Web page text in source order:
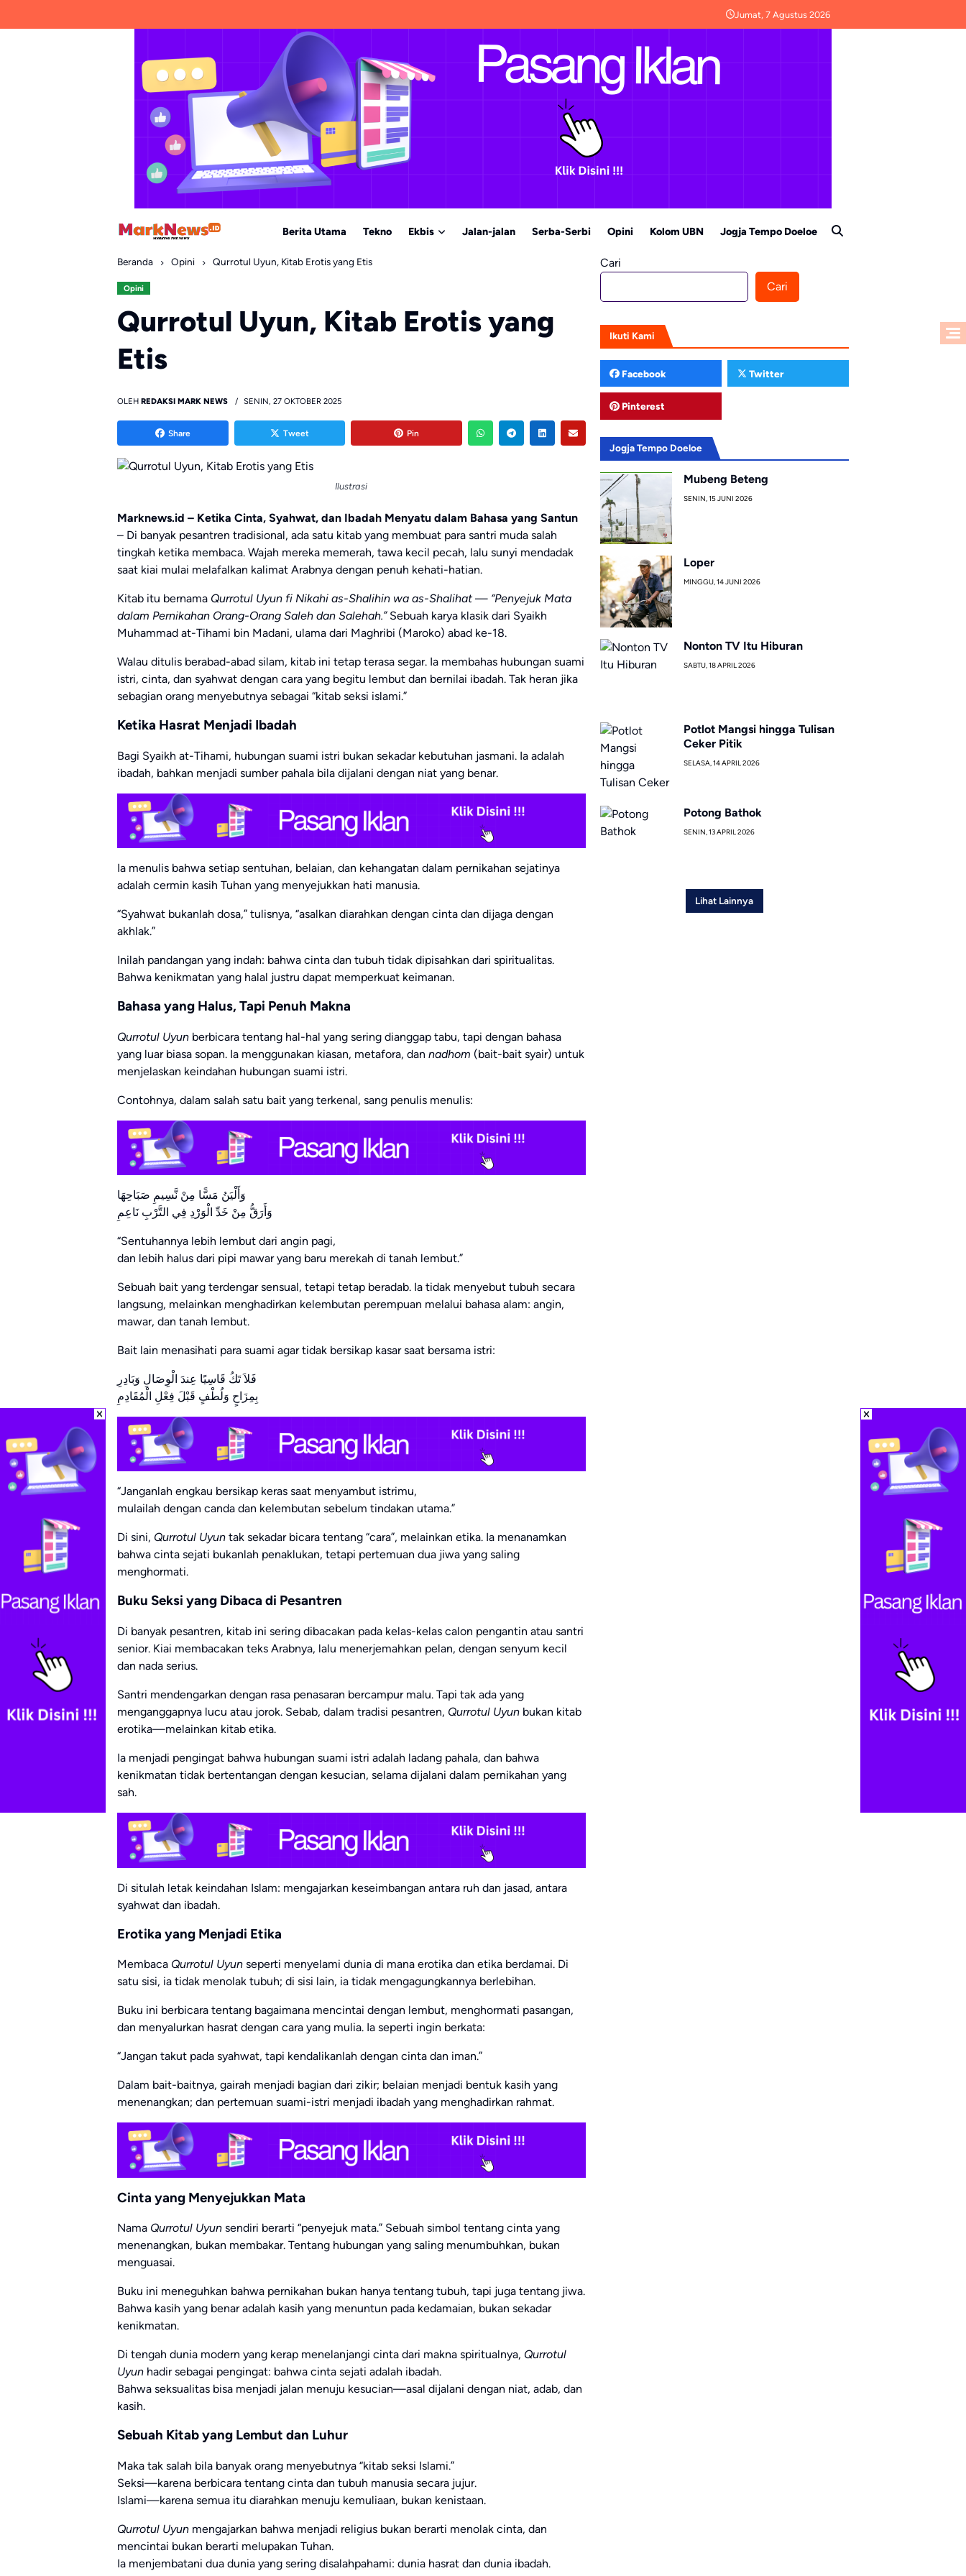
Jumat, 7 Agustus 2026
Berita Utama Tekno Ekbis Jalan-jalan Serba-Serbi Opini Kolom UBN Jogja Tempo Doeloe
Beranda Opini Qurrotul Uyun, Kitab Erotis yang Etis
Opini
Qurrotul Uyun, Kitab Erotis yang
Etis
OLEH REDAKSI MARK NEWS SENIN, 27 OKTOBER 2025
Share Tweet Pin
Ilustrasi
Marknews.id – Ketika Cinta, Syahwat, dan Ibadah Menyatu dalam Bahasa yang Santun
– Di banyak pesantren tradisional, ada satu kitab yang membuat para santri muda salah
tingkah ketika membaca. Wajah mereka memerah, tawa kecil pecah, lalu sunyi mendadak
saat kiai mulai melafalkan kalimat Arabnya dengan penuh kehati-hatian.
Kitab itu bernama Qurrotul Uyun fi Nikahi as-Shalihin wa as-Shalihat— “Penyejuk Mata
dalam Pernikahan Orang-Orang Saleh dan Salehah.”Sebuah karya klasik dari Syaikh
Muhammad at-Tihami bin Madani, ulama dari Maghribi (Maroko) abad ke-18.
Walau ditulis berabad-abad silam, kitab ini tetap terasa segar. Ia membahas hubungan suami
istri, cinta, dan syahwat dengan cara yang begitu lembut dan bernilai ibadah. Tak heran jika
sebagian orang menyebutnya sebagai “kitab seksi islami.”
Ketika Hasrat Menjadi Ibadah
Bagi Syaikh at-Tihami, hubungan suami istri bukan sekadar kebutuhan jasmani. Ia adalah
ibadah, bahkan menjadi sumber pahala bila dijalani dengan niat yang benar.
Ia menulis bahwa setiap sentuhan, belaian, dan kehangatan dalam pernikahan sejatinya
adalah cermin kasih Tuhan yang menyejukkan hati manusia.
“Syahwat bukanlah dosa,” tulisnya, “asalkan diarahkan dengan cinta dan dijaga dengan
akhlak.”
Inilah pandangan yang indah: bahwa cinta dan tubuh tidak dipisahkan dari spiritualitas.
Bahwa kenikmatan yang halal justru dapat memperkuat keimanan.
Bahasa yang Halus, Tapi Penuh Makna
Qurrotul Uyun berbicara tentang hal-hal yang sering dianggap tabu, tapi dengan bahasa
yang luar biasa sopan. Ia menggunakan kiasan, metafora, dan nadhom (bait-bait syair) untuk
menjelaskan keindahan hubungan suami istri.
Contohnya, dalam salah satu bait yang terkenal, sang penulis menulis:
وَأَلْيَنُ مَسًّا مِنْ نَّسِيمِ صَبَاحِهَا
وَأَرَقُّ مِنْ خَدِّ الْوَرْدِ فِي التَّرْبِ نَاعِمِ
“Sentuhannya lebih lembut dari angin pagi,
dan lebih halus dari pipi mawar yang baru merekah di tanah lembut.”
Sebuah bait yang terdengar sensual, tetapi tetap beradab. Ia tidak menyebut tubuh secara
langsung, melainkan menghadirkan kelembutan perempuan melalui bahasa alam: angin,
mawar, dan tanah lembut.
Bait lain menasihati para suami agar tidak bersikap kasar saat bersama istri:
فَلاَ تَكُ قَاسِيًا عِندَ الْوِصَالِ وَبَادِرِ
بِمِزَاحٍ وَلُطْفٍ قَبْلَ فِعْلِ الْمُقَادِمِ
“Janganlah engkau bersikap keras saat menyambut istrimu,
mulailah dengan canda dan kelembutan sebelum tindakan utama.”
Di sini, Qurrotul Uyun tak sekadar bicara tentang “cara”, melainkan etika. Ia menanamkan
bahwa cinta sejati bukanlah penaklukan, tetapi pertemuan dua jiwa yang saling
menghormati.
Buku Seksi yang Dibaca di Pesantren
Di banyak pesantren, kitab ini sering dibacakan pada kelas-kelas calon pengantin atau santri
senior. Kiai membacakan teks Arabnya, lalu menerjemahkan pelan, dengan senyum kecil
dan nada serius.
Santri mendengarkan dengan rasa penasaran bercampur malu. Tapi tak ada yang
menganggapnya lucu atau jorok. Sebab, dalam tradisi pesantren, Qurrotul Uyun bukan kitab
erotika—melainkan kitab etika.
Ia menjadi pengingat bahwa hubungan suami istri adalah ladang pahala, dan bahwa
kenikmatan tidak bertentangan dengan kesucian, selama dijalani dalam pernikahan yang
sah.
Di situlah letak keindahan Islam: mengajarkan keseimbangan antara ruh dan jasad, antara
syahwat dan ibadah.
Erotika yang Menjadi Etika
Membaca Qurrotul Uyun seperti menyelami dunia di mana erotika dan etika berdamai. Di
satu sisi, ia tidak menolak tubuh; di sisi lain, ia tidak mengagungkannya berlebihan.
Buku ini berbicara tentang bagaimana mencintai dengan lembut, menghormati pasangan,
dan menyalurkan hasrat dengan cara yang mulia. Ia seperti ingin berkata:
“Jangan takut pada syahwat, tapi kendalikanlah dengan cinta dan iman.”
Dalam bait-baitnya, gairah menjadi bagian dari zikir; belaian menjadi bentuk kasih yang
menenangkan; dan pertemuan suami-istri menjadi ibadah yang menghadirkan rahmat.
Cinta yang Menyejukkan Mata
Nama Qurrotul Uyun sendiri berarti “penyejuk mata.” Sebuah simbol tentang cinta yang
menenangkan, bukan membakar. Tentang hubungan yang saling menumbuhkan, bukan
menguasai.
Buku ini meneguhkan bahwa pernikahan bukan hanya tentang tubuh, tapi juga tentang jiwa.
Bahwa kasih yang benar adalah kasih yang menuntun pada kedamaian, bukan sekadar
kenikmatan.
Di tengah dunia modern yang kerap menelanjangi cinta dari makna spiritualnya, Qurrotul
Uyun hadir sebagai pengingat: bahwa cinta sejati adalah ibadah.
Bahwa seksualitas bisa menjadi jalan menuju kesucian—asal dijalani dengan niat, adab, dan
kasih.
Sebuah Kitab yang Lembut dan Luhur
Maka tak salah bila banyak orang menyebutnya “kitab seksi Islami.”
Seksi—karena berbicara tentang cinta dan tubuh manusia secara jujur.
Islami—karena semua itu diarahkan menuju kemuliaan, bukan kenistaan.
Qurrotul Uyun mengajarkan bahwa menjadi religius bukan berarti menolak cinta, dan
mencintai bukan berarti melupakan Tuhan.
Ia menjembatani dua dunia yang sering disalahpahami: dunia hasrat dan dunia ibadah.
Cari
Cari
Ikuti Kami
Facebook Twitter
Pinterest
Jogja Tempo Doeloe
Mubeng Beteng
SENIN, 15 JUNI 2026
Loper
MINGGU, 14 JUNI 2026
Nonton TV Itu Hiburan
SABTU, 18 APRIL 2026
Potlot Mangsi hingga Tulisan
Ceker Pitik
SELASA, 14 APRIL 2026
Potong Bathok
SENIN, 13 APRIL 2026
Lihat Lainnya